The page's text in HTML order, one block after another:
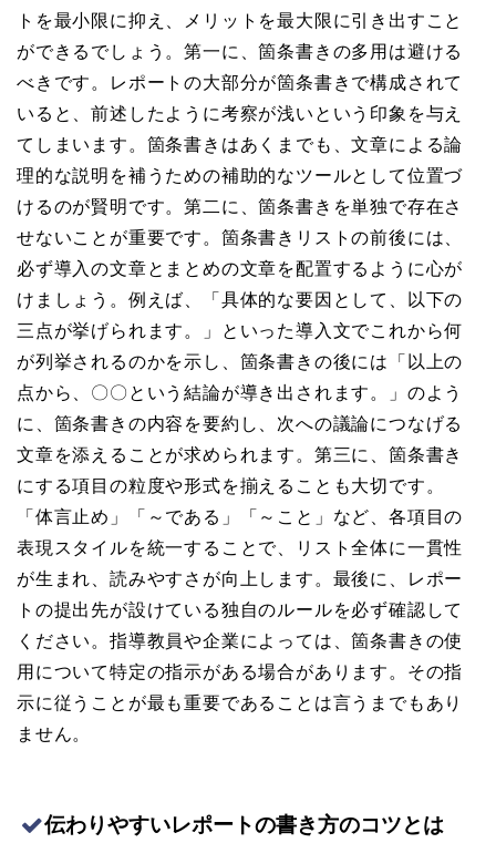
トを最小限に抑え、メリットを最大限に引き出すこと
ができるでしょう。第一に、箇条書きの多用は避ける
べきです。レポートの大部分が箇条書きで構成されて
いると、前述したように考察が浅いという印象を与え
てしまいます。箇条書きはあくまでも、文章による論
理的な説明を補うための補助的なツールとして位置づ
けるのが賢明です。第二に、箇条書きを単独で存在さ
せないことが重要です。箇条書きリストの前後には、
必ず導入の文章とまとめの文章を配置するように心が
けましょう。例えば、「具体的な要因として、以下の
三点が挙げられます。」といった導入文でこれから何
が列挙されるのかを示し、箇条書きの後には「以上の
点から、〇〇という結論が導き出されます。」のよう
に、箇条書きの内容を要約し、次への議論につなげる
文章を添えることが求められます。第三に、箇条書き
にする項目の粒度や形式を揃えることも大切です。
「体言止め」「～である」「～こと」など、各項目の
表現スタイルを統一することで、リスト全体に一貫性
が生まれ、読みやすさが向上します。最後に、レポー
トの提出先が設けている独自のルールを必ず確認して
ください。指導教員や企業によっては、箇条書きの使
用について特定の指示がある場合があります。その指
示に従うことが最も重要であることは言うまでもあり
ません。
伝わりやすいレポートの書き方のコツとは